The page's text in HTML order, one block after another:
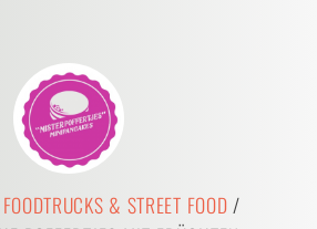
FOODTRUCKS & STREET FOOD/